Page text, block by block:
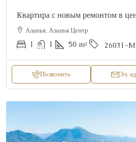
Квартира с новым ремонтом в
Аланья, Аланья Центр
1 1 50 m² 26031-
Позвонить Эл.